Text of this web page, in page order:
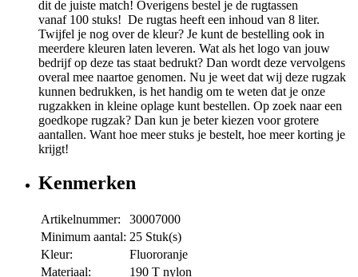
dit de juiste match! Overigens bestel je de rugtassen
vanaf 100 stuks! De rugtas heeft een inhoud van 8 liter.
Twijfel je nog over de kleur? Je kunt de bestelling ook in
meerdere kleuren laten leveren. Wat als het logo van jouw
bedrijf op deze tas staat bedrukt? Dan wordt deze vervolgens
overal mee naartoe genomen. Nu je weet dat wij deze rugzak
kunnen bedrukken, is het handig om te weten dat je onze
rugzakken in kleine oplage kunt bestellen. Op zoek naar een
goedkope rugzak? Dan kun je beter kiezen voor grotere
aantallen. Want hoe meer stuks je bestelt, hoe meer korting je
krijgt!
Kenmerken
Artikelnummer:
30007000
Minimum aantal: 25 Stuk(s)
Kleur:
Fluororanje
Materiaal:
190 T nylon